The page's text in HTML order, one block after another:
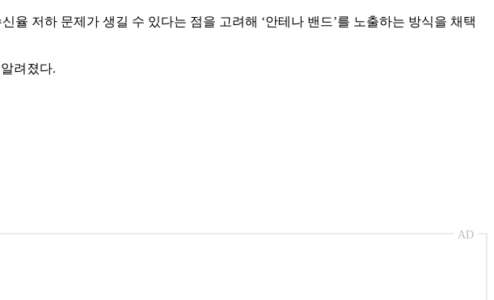
율 저하 문제가 생길 수 있다는 점을 고려해 ‘안테나 밴드’를 노출하는 방식을 채택
려졌다.
AD